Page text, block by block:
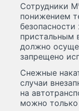
Сотрудники
понижением
пристальным
должно
запрещено
Снежные
случаи
на
можно только